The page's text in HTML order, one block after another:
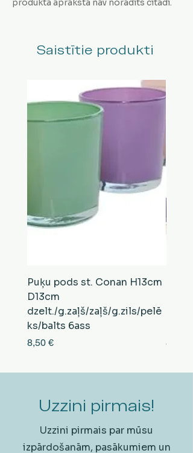
produkta aprakstā nav norādīts citādi.
Saistītie produkti
Puķu pods st. Conan H13cm
D13cm
dzelt./g.zaļš/zaļš/g.zils/pelē
ks/balts 6ass
Cena
8,50 € Cena
8,50 €
Uzzini pirmais!
Uzzini pirmais par mūsu
izpārdošanām, pasākumiem un